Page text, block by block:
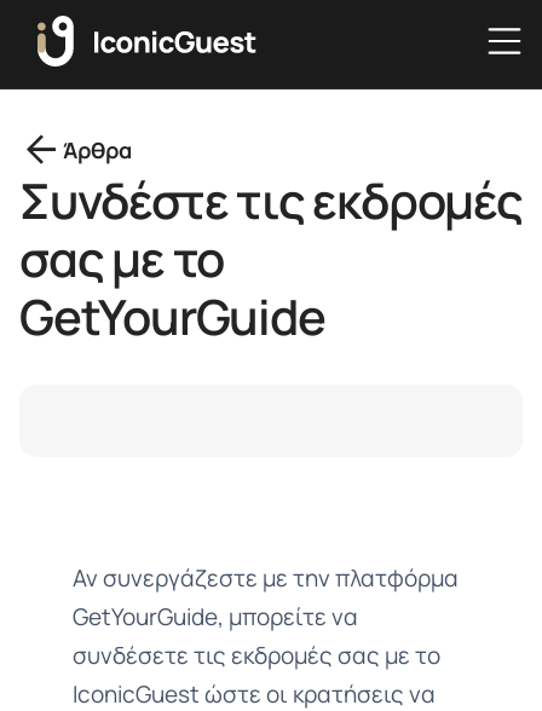
arrow_back Άρθρα
Συνδέστε τις εκδρομές
σας με το
GetYourGuide
Αν συνεργάζεστε με την πλατφόρμα
GetYourGuide, μπορείτε να
συνδέσετε τις εκδρομές σας με το
IconicGuest ώστε οι κρατήσεις να